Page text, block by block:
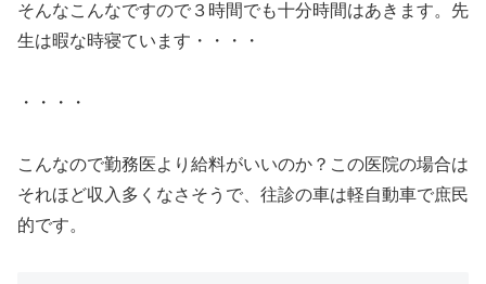
そんなこんなですので３時間でも十分時間はあきます。先
生は暇な時寝ています・・・・
・・・・
こんなので勤務医より給料がいいのか？この医院の場合は
それほど収入多くなさそうで、往診の車は軽自動車で庶民
的です。